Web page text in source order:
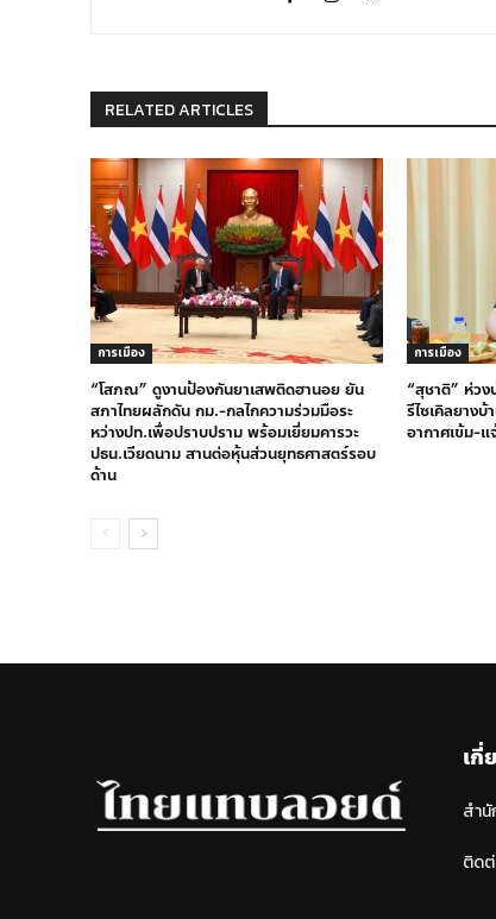
RELATED ARTICLES
การเมือง
“โสภณ” ดูงานป้องกันยาเสพติดฮานอย ยัน
สภาไทยผลักดัน กม.-กลไกความร่วมมือระ
หว่างปท.เพื่อปราบปราม พร้อมเยี่ยมคารวะ
ปธน.เวียดนาม สานต่อหุ้นส่วนยุทธศาสตร์รอบ
ด้าน
การเมือง
“สุชาติ” ห่วง
รีไซเคิลยาง
อากาศเข้ม-แ
เกี่
สำ
ติดต่